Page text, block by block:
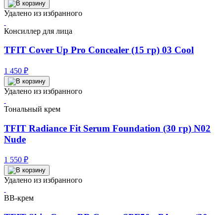
Удалено из избранного
Консиллер для лица
TFIT Cover Up Pro Concealer (15 гр) 03 Cool
1 450 ₽
Удалено из избранного
Тональный крем
TFIT Radiance Fit Serum Foundation (30 гр) N02
Nude
1 550 ₽
Удалено из избранного
BB-крем